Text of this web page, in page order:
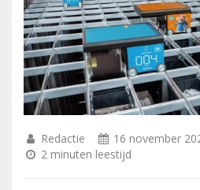
Redactie
16 november
2 minuten leestijd